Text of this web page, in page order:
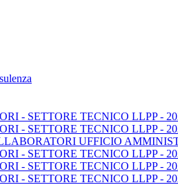
- SETTORE TECNICO LLPP -
- SETTORE TECNICO LLPP -
UFFICIO
- SETTORE TECNICO LLPP -
- SETTORE TECNICO LLPP -
- SETTORE TECNICO LLPP -